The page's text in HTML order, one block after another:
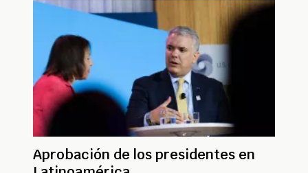
Aprobación de los presidentes en